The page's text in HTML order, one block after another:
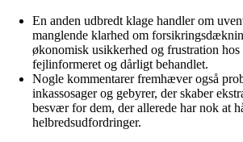
En anden udbredt klage handler om
manglende klarhed om
økonomisk usikkerhed og frustration
fejlinformeret og dårligt behandlet.
Nogle kommentarer fremhæver også
inkassosager og gebyrer, der skaber
besvær for dem, der allerede har nok at
helbredsudfordringer.